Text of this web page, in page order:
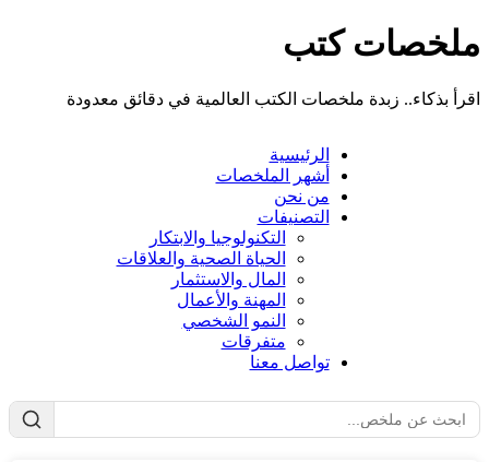
ملخصات كتب
اقرأ بذكاء.. زبدة ملخصات الكتب العالمية في دقائق معدودة
الرئيسية
أشهر الملخصات
من نحن
التصنيفات
التكنولوجيا والابتكار
الحياة الصحية والعلاقات
المال والاستثمار
المهنة والأعمال
النمو الشخصي
متفرقات
تواصل معنا